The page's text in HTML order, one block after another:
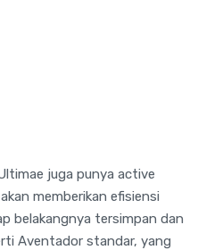
juga punya active
memberikan efisiensi
belakangnya tersimpan dan
Aventador standar, yang